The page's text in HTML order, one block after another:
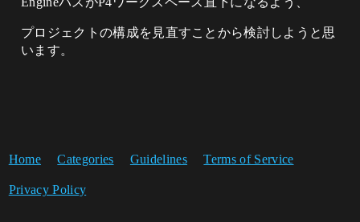
プロジェクトの構成を見直すことから検討しようと思
います。
Home Categories Guidelines Terms of Service
Privacy Policy